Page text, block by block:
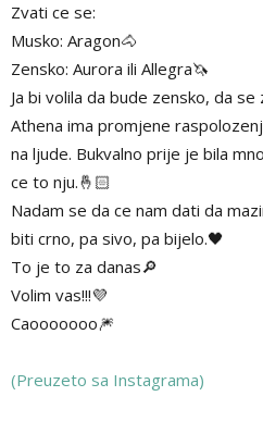
Zvati ce se:
Musko: Aragon🐴
Zensko: Aurora ili Allegra🦄
Ja bi volila da bude zensko, da se
Athena ima promjene
na ljude. Bukvalno prije je bila
ce to nju.🤞🏻
Nadam se da ce nam dati da
biti crno, pa sivo, pa bijelo.🖤
To je to za danas🔎
Volim vas!!!💜
Caooooooo🎆
(Preuzeto sa Instagrama)